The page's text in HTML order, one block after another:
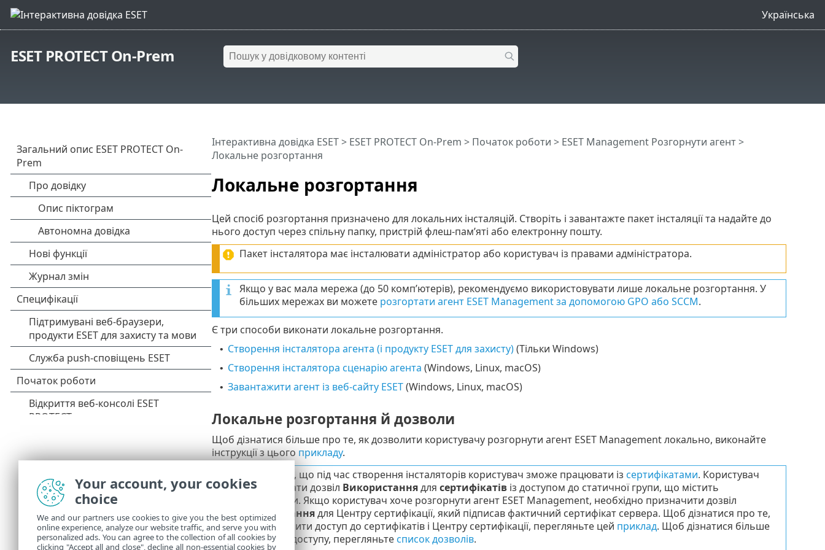
Українська
ESET PROTECT On-Prem
Локальне розгортання
Інтерактивна довідка ESET> ESET PROTECT On-Prem > Початок роботи > ESET Management Pозгорнути агент>
Локальне розгортання
Цей спосіб розгортання призначено для локальних інсталяцій. Створіть і завантажте пакет інсталяції та надайте до
нього доступ через спільну папку, пристрій флеш-пам’яті або електронну пошту.
Пакет інсталятора має інсталювати адміністратор або користувач із правами адміністратора.
Якщо у вас мала мережа (до 50 комп’ютерів), рекомендуємо використовувати лише локальне розгортання. У
більших мережах ви можете розгортати агент ESET Management за допомогою GPO або SCCM.
Є три способи виконати локальне розгортання.
• Створення інсталятора агента (і продукту ESET для захисту)(Тільки Windows)
• Створення інсталятора сценарію агента (Windows, Linux, macOS)
• Завантажити агент із веб-сайту ESET(Windows, Linux, macOS)
Локальне розгортання й дозволи
Щоб дізнатися більше про те, як дозволити користувачу розгорнути агент ESET Management локально, виконайте
інструкції з цього прикладу.
Пам’ятайте, що під час створення інсталяторів користувач зможе працювати із сертифікатами. Користувач
повинен мати дозвіл Використаннядля сертифікатівіз доступом до статичної групи, що містить
сертифікати. Якщо користувач хоче розгорнути агент ESET Management, необхідно призначити дозвіл
Використаннядля Центру сертифікації, який підписав фактичний сертифікат сервера. Щоб дізнатися про те,
як розподілити доступ до сертифікатів і Центру сертифікації, перегляньте цей приклад. Щоб дізнатися більше
про права доступу, перегляньтесписок дозволів.
Your account, your cookies
choice
We and our partners use cookies to give you the best optimized
online experience, analyze our website traffic, and serve you with
personalized ads. You can agree to the collection of all cookies by
clicking "Accept all and close", decline all non-essential cookies by